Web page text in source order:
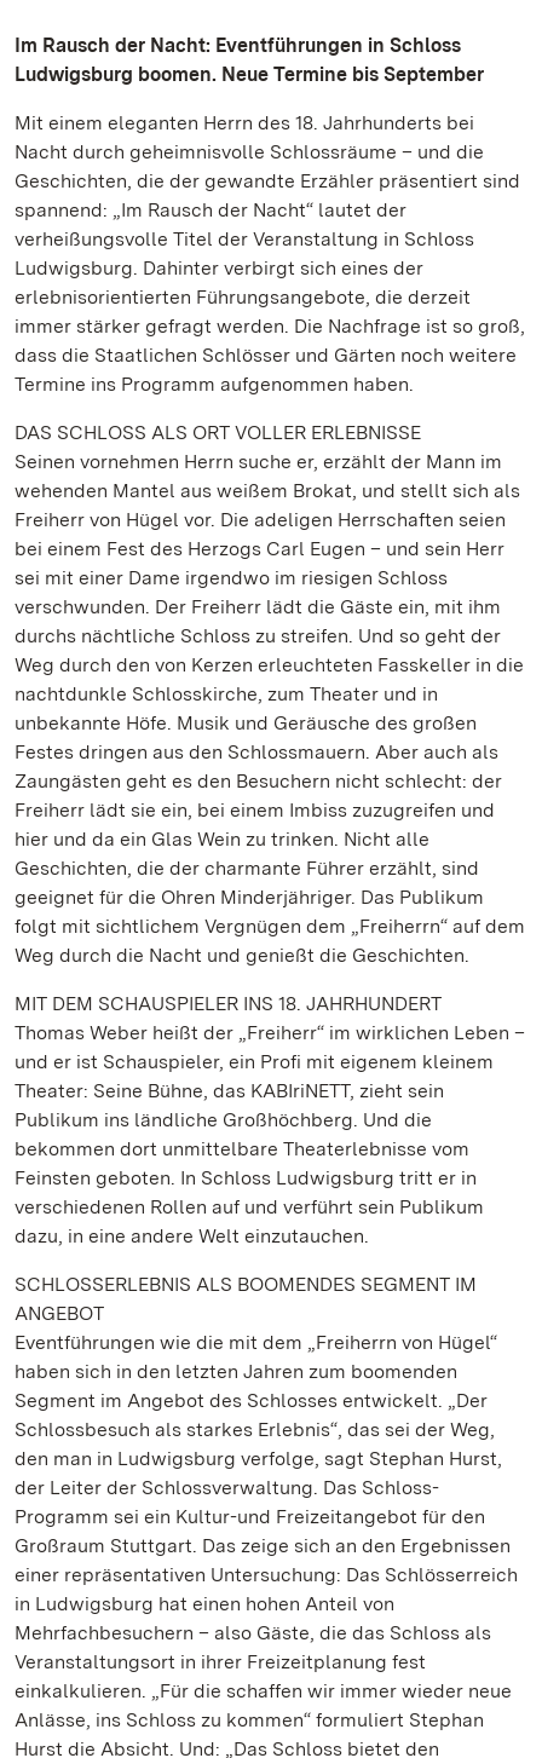
Im Rausch der Nacht: Eventführungen in Schloss
Ludwigsburg boomen. Neue Termine bis September
Mit einem eleganten Herrn des 18. Jahrhunderts bei
Nacht durch geheimnisvolle Schlossräume – und die
Geschichten, die der gewandte Erzähler präsentiert sind
spannend: „Im Rausch der Nacht“ lautet der
verheißungsvolle Titel der Veranstaltung in Schloss
Ludwigsburg. Dahinter verbirgt sich eines der
erlebnisorientierten Führungsangebote, die derzeit
immer stärker gefragt werden. Die Nachfrage ist so groß,
dass die Staatlichen Schlösser und Gärten noch weitere
Termine ins Programm aufgenommen haben.
DAS SCHLOSS ALS ORT VOLLER ERLEBNISSE
Seinen vornehmen Herrn suche er, erzählt der Mann im
wehenden Mantel aus weißem Brokat, und stellt sich als
Freiherr von Hügel vor. Die adeligen Herrschaften seien
bei einem Fest des Herzogs Carl Eugen – und sein Herr
sei mit einer Dame irgendwo im riesigen Schloss
verschwunden. Der Freiherr lädt die Gäste ein, mit ihm
durchs nächtliche Schloss zu streifen. Und so geht der
Weg durch den von Kerzen erleuchteten Fasskeller in die
nachtdunkle Schlosskirche, zum Theater und in
unbekannte Höfe. Musik und Geräusche des großen
Festes dringen aus den Schlossmauern. Aber auch als
Zaungästen geht es den Besuchern nicht schlecht: der
Freiherr lädt sie ein, bei einem Imbiss zuzugreifen und
hier und da ein Glas Wein zu trinken. Nicht alle
Geschichten, die der charmante Führer erzählt, sind
geeignet für die Ohren Minderjähriger. Das Publikum
folgt mit sichtlichem Vergnügen dem „Freiherrn“ auf dem
Weg durch die Nacht und genießt die Geschichten.
MIT DEM SCHAUSPIELER INS 18. JAHRHUNDERT
Thomas Weber heißt der „Freiherr“ im wirklichen Leben –
und er ist Schauspieler, ein Profi mit eigenem kleinem
Theater: Seine Bühne, das KABIriNETT, zieht sein
Publikum ins ländliche Großhöchberg. Und die
bekommen dort unmittelbare Theaterlebnisse vom
Feinsten geboten. In Schloss Ludwigsburg tritt er in
verschiedenen Rollen auf und verführt sein Publikum
dazu, in eine andere Welt einzutauchen.
SCHLOSSERLEBNIS ALS BOOMENDES SEGMENT IM
ANGEBOT
Eventführungen wie die mit dem „Freiherrn von Hügel“
haben sich in den letzten Jahren zum boomenden
Segment im Angebot des Schlosses entwickelt. „Der
Schlossbesuch als starkes Erlebnis“, das sei der Weg,
den man in Ludwigsburg verfolge, sagt Stephan Hurst,
der Leiter der Schlossverwaltung. Das Schloss-
Programm sei ein Kultur-und Freizeitangebot für den
Großraum Stuttgart. Das zeige sich an den Ergebnissen
einer repräsentativen Untersuchung: Das Schlösserreich
in Ludwigsburg hat einen hohen Anteil von
Mehrfachbesuchern – also Gäste, die das Schloss als
Veranstaltungsort in ihrer Freizeitplanung fest
einkalkulieren. „Für die schaffen wir immer wieder neue
Anlässe, ins Schloss zu kommen“ formuliert Stephan
Hurst die Absicht. Und: „Das Schloss bietet den